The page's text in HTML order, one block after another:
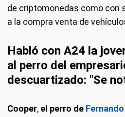
de criptomonedas como con
a la compra venta de
Habló con A24 la
al perro del
descuartizado: "Se
Cooper, el perro de